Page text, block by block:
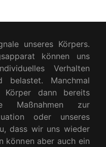
unseres Körpers.
können uns
Verhalten
belastet. Manchmal
dann bereits
Maßnahmen zur
oder unseres
dass wir uns wieder
können aber auch ein